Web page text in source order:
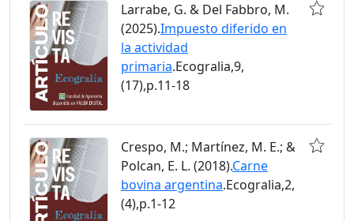
Larrabe, G. & Del Fabbro, M.
(2025).Impuesto diferido en
la actividad
primaria.Ecogralia,9,
(17),p.11-18
Crespo, M.; Martínez, M. E.; &
Polcan, E. L. (2018).Carne
bovina argentina.Ecogralia,2,
(4),p.1-12